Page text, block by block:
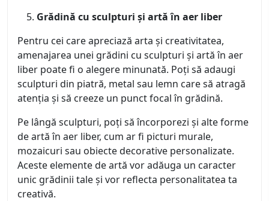
Grădină cu sculpturi și artă în aer liber
Pentru cei care apreciază arta și creativitatea,
amenajarea unei grădini cu sculpturi și artă în aer
liber poate fi o alegere minunată. Poți să adaugi
sculpturi din piatră, metal sau lemn care să atragă
atenția și să creeze un punct focal în grădină.
Pe lângă sculpturi, poți să încorporezi și alte forme
de artă în aer liber, cum ar fi picturi murale,
mozaicuri sau obiecte decorative personalizate.
Aceste elemente de artă vor adăuga un caracter
unic grădinii tale și vor reflecta personalitatea ta
creativă.